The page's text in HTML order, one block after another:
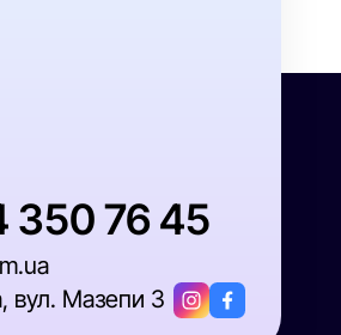
350 76 45
вул. Мазепи 3